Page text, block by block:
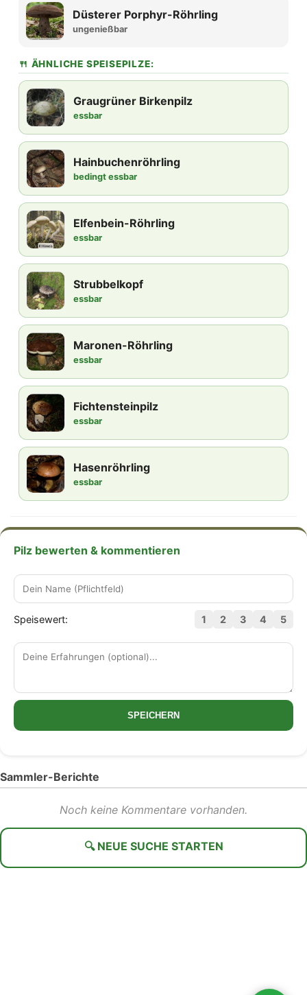
Düsterer Porphyr-Röhrling
ungenießbar
🍴 ÄHNLICHE SPEISEPILZE:
Graugrüner Birkenpilz
essbar
Hainbuchenröhrling
bedingt essbar
Elfenbein-Röhrling
essbar
Strubbelkopf
essbar
Maronen-Röhrling
essbar
Fichtensteinpilz
essbar
Hasenröhrling
essbar
Pilz bewerten & kommentieren
Speisewert: 1 2 3 4 5
SPEICHERN
Sammler-Berichte
Noch keine Kommentare vorhanden.
🔍 NEUE SUCHE STARTEN